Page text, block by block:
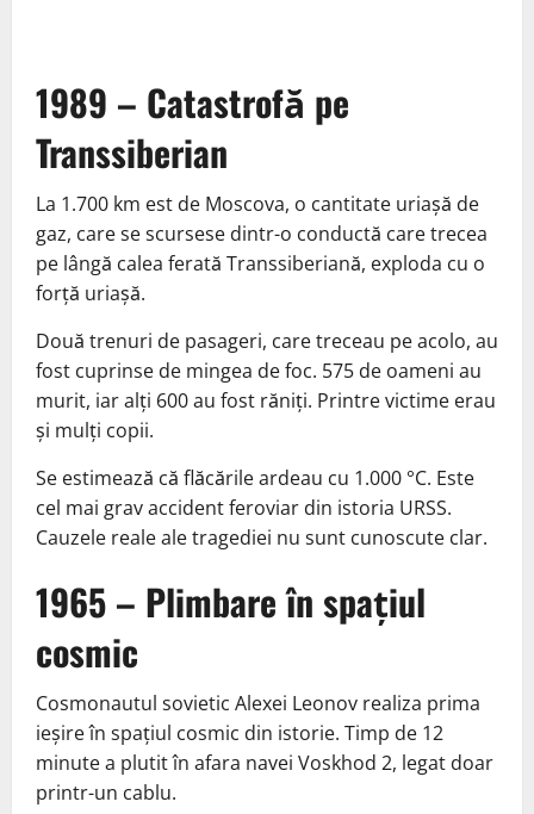
1989 – Catastrofă pe
Transsiberian
La 1.700 km est de Moscova, o cantitate uriașă de
gaz, care se scursese dintr-o conductă care trecea
pe lângă calea ferată Transsiberiană, exploda cu o
forță uriașă.
Două trenuri de pasageri, care treceau pe acolo, au
fost cuprinse de mingea de foc. 575 de oameni au
murit, iar alți 600 au fost răniți. Printre victime erau
și mulți copii.
Se estimează că flăcările ardeau cu 1.000 °C. Este
cel mai grav accident feroviar din istoria URSS.
Cauzele reale ale tragediei nu sunt cunoscute clar.
1965 – Plimbare în spațiul
cosmic
Cosmonautul sovietic Alexei Leonov realiza prima
ieșire în spațiul cosmic din istorie. Timp de 12
minute a plutit în afara navei Voskhod 2, legat doar
printr-un cablu.